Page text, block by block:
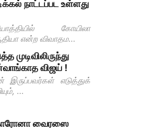
நாட்டப்பட உள்ளது
கோயிலா
என்ற விவாதம...
முடிவிலிருந்து
விஜய் !
இருப்பவர்கள் எடுத்துக்
...
வைரஸை